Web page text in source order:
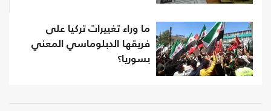
ما وراء تغييرات تركيا على
فريقها الدبلوماسي المعني
بسوريا؟